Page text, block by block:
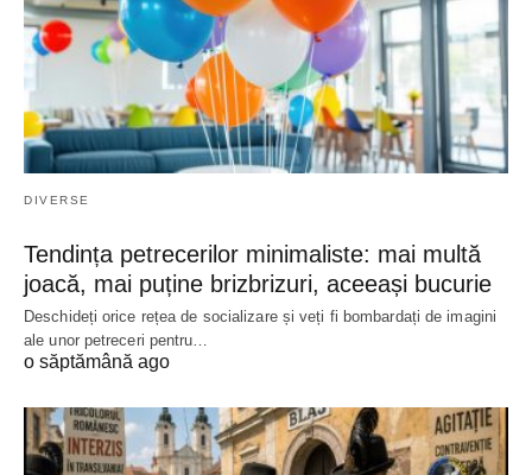
DIVERSE
Tendința petrecerilor minimaliste: mai multă
joacă, mai puține brizbrizuri, aceeași bucurie
Deschideți orice rețea de socializare și veți fi bombardați de imagini
ale unor petreceri pentru…
o săptămână ago